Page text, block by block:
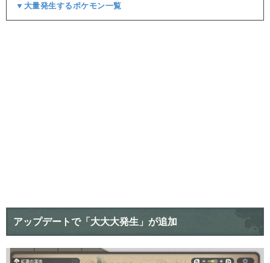
▼大量発生するポケモン一覧
アップデートで「大大大発生」が追加